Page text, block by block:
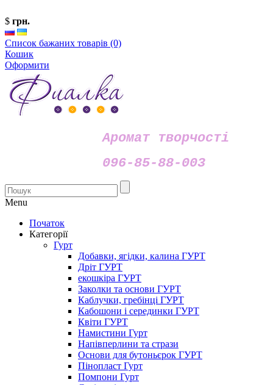
$ грн.
Список бажаних товарів (0)
Кошик
Оформити
Аромат творчості
096-85-88-003
Menu
Початок
Категорії
Гурт
Добавки, ягідки, калина ГУРТ
Дріт ГУРТ
екошкіра ГУРТ
Заколки та основи ГУРТ
Каблучки, гребінці ГУРТ
Кабошони і серединки ГУРТ
Квіти ГУРТ
Намистини Гурт
Напівперлини та стрази
Основи для бутоньєрок ГУРТ
Пінопласт Гурт
Помпони Гурт